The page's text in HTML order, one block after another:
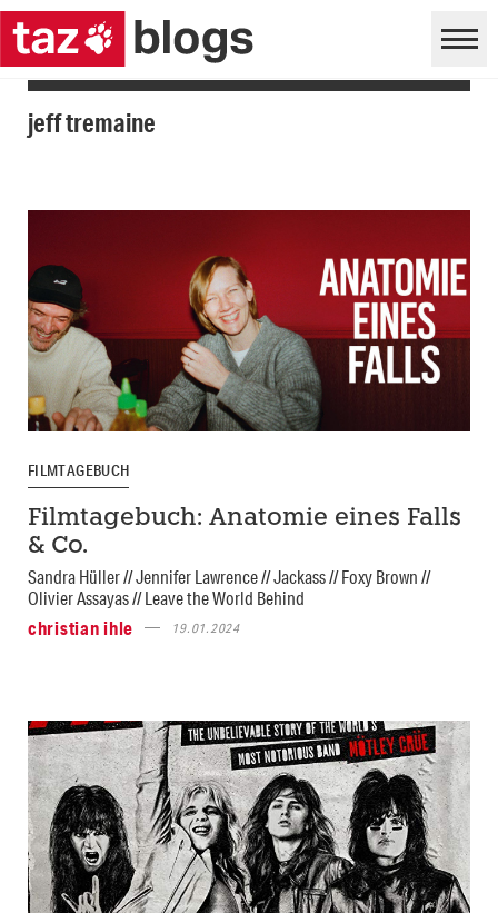
jeff tremaine
FILMTAGEBUCH
Filmtagebuch: Anatomie eines Falls
& Co.
Sandra Hüller // Jennifer Lawrence // Jackass // Foxy Brown //
Olivier Assayas // Leave the World Behind
christian ihle
19.01.2024